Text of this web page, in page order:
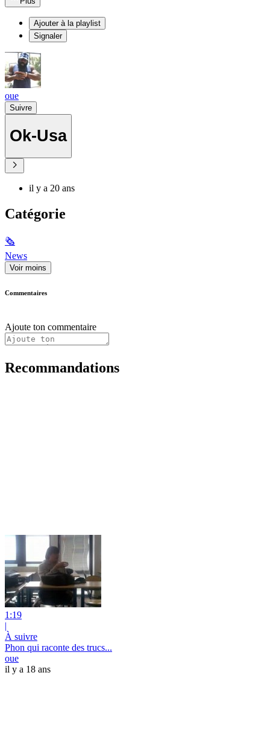
Ajouter à la playlist
Signaler
oue
Suivre
Ok-Usa
il y a 20 ans
Catégorie
🗞
News
Voir moins
Commentaires
Ajoute ton commentaire
Recommandations
1:19
|
À suivre
Phon qui raconte des trucs...
oue
il y a 18 ans